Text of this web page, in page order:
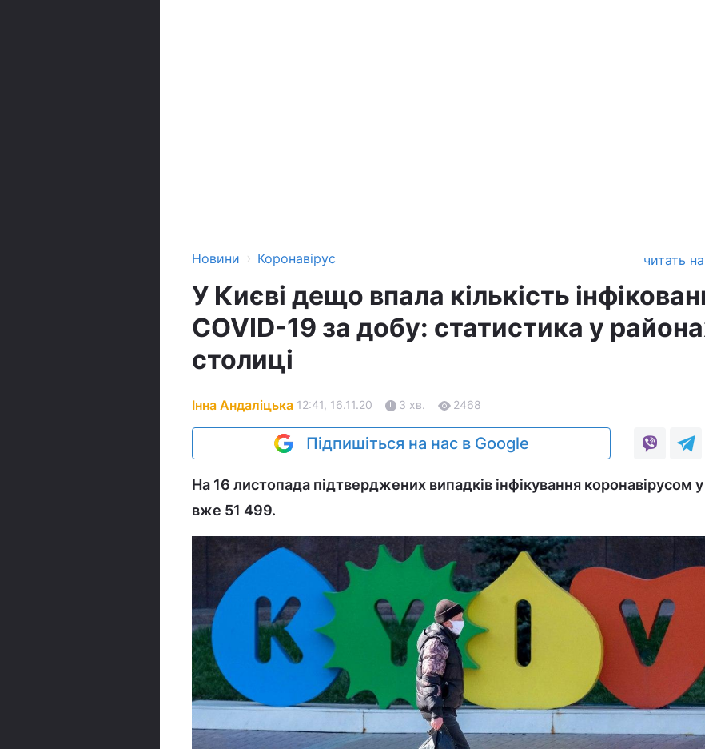
Новини › Коронавірус читать
У Києві дещо впала кількість
COVID-19 за добу: статистика у
столиці
Інна Андаліцька 12:41, 16.11.20 3 хв. 2468
Підпишіться на нас в Google
На 16 листопада підтверджених випадків інфікування коронавірусом у
вже 51 499.